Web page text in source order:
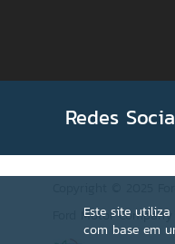
Este site
com base em
Redes
Ford Motor